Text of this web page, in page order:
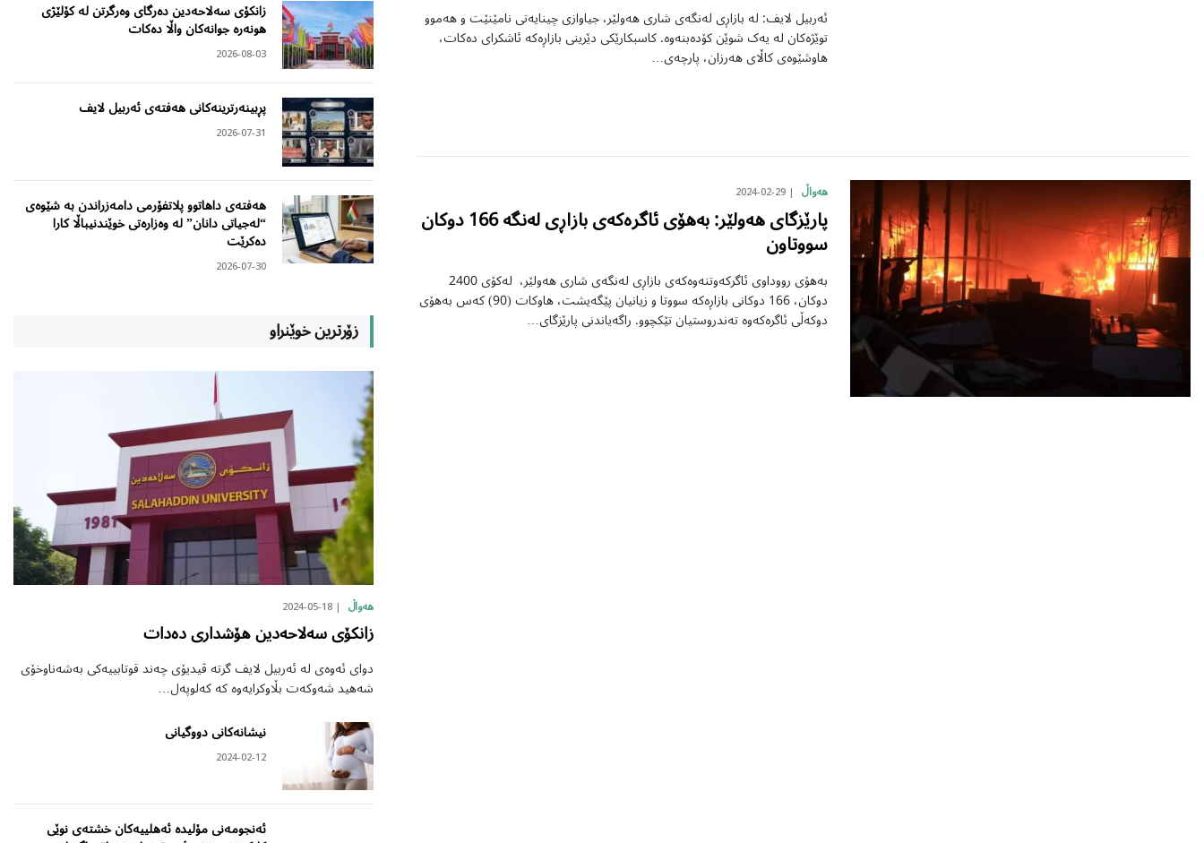
ئەربیل لایف: لە بازاڕی لەنگەی شاری هەولێر، جیاوازی چینایەتی نامێنێت و هەموو
توێژەکان لە یەک شوێن کۆدەبنەوە. کاسبکارێکی دێرینی بازاڕەکە ئاشکرای دەکات،
هاوشێوەی کاڵای هەرزان، پارچەی…
هەواڵ 2024-02-29
پارێزگای هەولێر: بەهۆی ئاگرەکەی بازاڕی لەنگە 166 دوکان
سووتاون
بەهۆی رووداوی ئاگرکەوتنەوەکەی بازاڕی لەنگەی شاری هەولێر، لەکۆی 2400
دوکان، 166 دوکانی بازاڕەکە سووتا و زیانیان پێگەیشت، هاوکات (90) کەس بەهۆی
دوکەڵی ئاگرەکەوە تەندروستیان تێکچوو. راگەیاندنی پارێزگای…
زانکۆی سەلاحەدین دەرگای وەرگرتن لە کۆلێژی
هونەرە جوانەکان واڵا دەکات
2026-08-03
پڕبینەرترینەکانی هەفتەی ئەربیل لایف
2026-07-31
هەفتەی داهاتوو پلاتفۆرمی دامەزراندن بە شێوەی
“لەجیاتی دانان” لە وەزارەتی خوێندنیباڵا کارا
دەکرێت
2026-07-30
زۆرترین خوێنراو
هەواڵ 2024-05-18
زانکۆی سەلاحەدین هۆشداری دەدات
دوای ئەوەی لە ئەربیل لایف گرتە ڤیدیۆی چەند قوتابییەکی بەشەناوخۆی
شەهید شەوکەت بڵاوکرایەوە کە کەلوپەل…
نیشانەکانی دووگیانی
2024-02-12
ئەنجومەنی مۆلیدە ئەهلییەکان خشتەی نوێی